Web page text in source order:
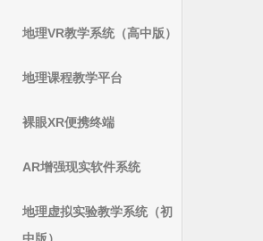
地理VR教学系统（高中版）
地理课程教学平台
裸眼XR便携终端
AR增强现实软件系统
地理虚拟实验教学系统（初